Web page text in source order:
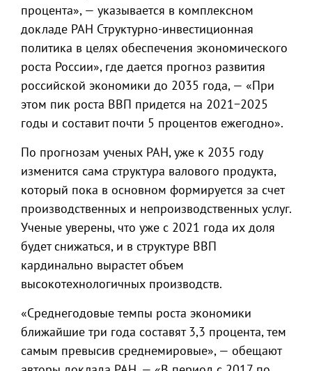
процента», — указывается в комплексном
докладе РАН Структурно-инвестиционная
политика в целях обеспечения экономического
роста России», где дается прогноз развития
российской экономики до 2035 года, — «При
этом пик роста ВВП придется на 2021−2025
годы и составит почти 5 процентов ежегодно».
По прогнозам ученых РАН, уже к 2035 году
изменится сама структура валового продукта,
который пока в основном формируется за счет
производственных и непроизводственных услуг.
Ученые уверены, что уже с 2021 года их доля
будет снижаться, и в структуре ВВП
кардинально вырастет объем
высокотехнологичных производств.
«Среднегодовые темпы роста экономики
ближайшие три года составят 3,3 процента, тем
самым превысив среднемировые», — обещают